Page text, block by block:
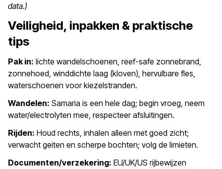
data.)
Veiligheid, inpakken & praktische
tips
Pak in: lichte wandelschoenen, reef-safe zonnebrand,
zonnehoed, winddichte laag (kloven), hervulbare fles,
waterschoenen voor kiezelstranden.
Wandelen: Samaria is een hele dag; begin vroeg, neem
water/electrolyten mee, respecteer afsluitingen.
Rijden: Houd rechts, inhalen alleen met goed zicht;
verwacht geiten en scherpe bochten; volg de limieten.
Documenten/verzekering: EU/UK/US rijbewijzen